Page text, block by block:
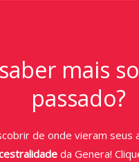
mais
passado?
de onde vieram seus
da Genera!